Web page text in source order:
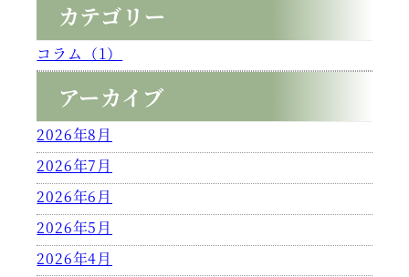
カテゴリー
コラム（1）
アーカイブ
2026年8月
2026年7月
2026年6月
2026年5月
2026年4月